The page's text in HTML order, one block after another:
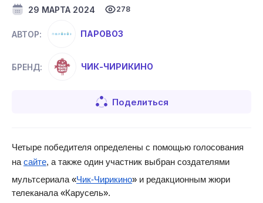
29 МАРТА 2024 278
АВТОР: ПАРОВОЗ
БРЕНД: ЧИК-ЧИРИКИНО
Поделиться
Четыре победителя определены с помощью голосования
на сайте, а также один участник выбран создателями
мультсериала «Чик-Чирикино» и редакционным жюри
телеканала «Карусель».